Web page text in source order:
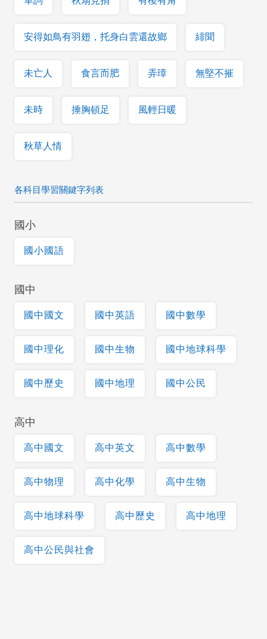
安得如鳥有羽翅，托身白雲還故鄉 緋聞
未亡人 食言而肥 弄璋 無堅不摧
未時 捶胸頓足 風輕日暖
秋草人情
各科目學習關鍵字列表
國小
國小國語
國中
國中國文 國中英語 國中數學
國中理化 國中生物 國中地球科學
國中歷史 國中地理 國中公民
高中
高中國文 高中英文 高中數學
高中物理 高中化學 高中生物
高中地球科學 高中歷史 高中地理
高中公民與社會